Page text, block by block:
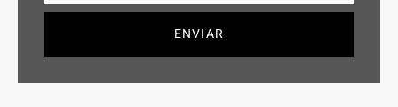
ENVIAR